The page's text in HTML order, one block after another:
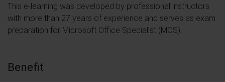
This e-learning was developed by professional instructors
with more than 27 years of experience and serves as exam
preparation for Microsoft Office Specialist (MOS).
Benefit